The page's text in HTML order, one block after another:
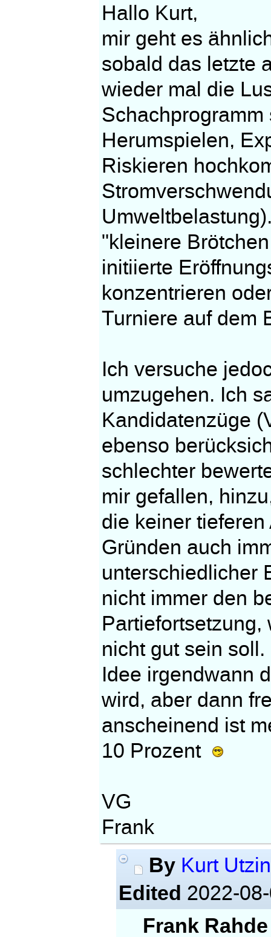
Hallo Kurt,
mir geht es
sobald das letzte
wieder mal die
Herumspielen,
Riskieren
"kleinere
initiierte
konzentrieren
Turniere auf dem
Ich versuche
umzugehen. Ich
Kandidatenzüge
ebenso
schlechter
mir gefallen,
die keiner
Gründen auch
unterschiedlicher
nicht immer den
nicht gut sein
Idee irgendwann
wird, aber dann
anscheinend ist
10 Prozent
VG
Frank
By Kurt
Edited 2022-
Frank